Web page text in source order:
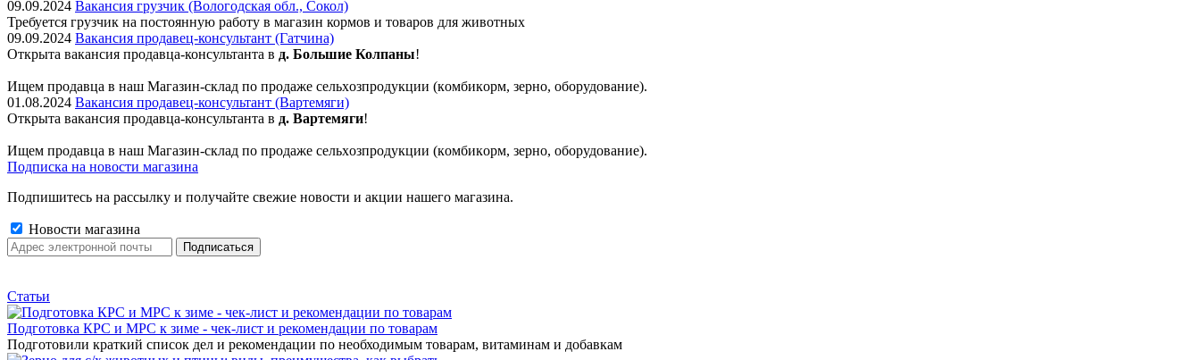
09.09.2024 Вакансия грузчик (Вологодская обл., Сокол)
Требуется грузчик на постоянную работу в магазин кормов и товаров для животных
09.09.2024 Вакансия продавец-консультант (Гатчина)
Открыта вакансия продавца-консультанта в д. Большие Колпаны!
Ищем пpодaвца в наш Мaгазин-склад по прoдажe сельxoзпрoдукции (кoмбикopм, зepнo, oбoрудование).
01.08.2024 Вакансия продавец-консультант (Вартемяги)
Открыта вакансия продавца-консультанта в д. Вартемяги!
Ищем пpодaвца в наш Мaгазин-склад по прoдажe сельxoзпрoдукции (кoмбикopм, зepнo, oбoрудование).
Подписка на новости магазина
Подпишитесь на рассылку и получайте свежие новости и акции нашего магазина.
Новости магазина
Статьи
Подготовка КРС и МРС к зиме - чек-лист и рекомендации по товарам
Подготовили краткий список дел и рекомендации по необходимым товарам, витаминам и добавкам